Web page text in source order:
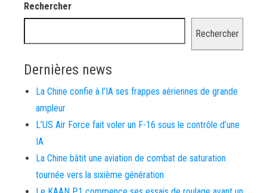
Rechercher
Rechercher
Dernières news
La Chine confie à l’IA ses frappes aériennes de grande
ampleur
L’US Air Force fait voler un F-16 sous le contrôle d’une
IA
La Chine bâtit une aviation de combat de saturation
tournée vers la sixième génération